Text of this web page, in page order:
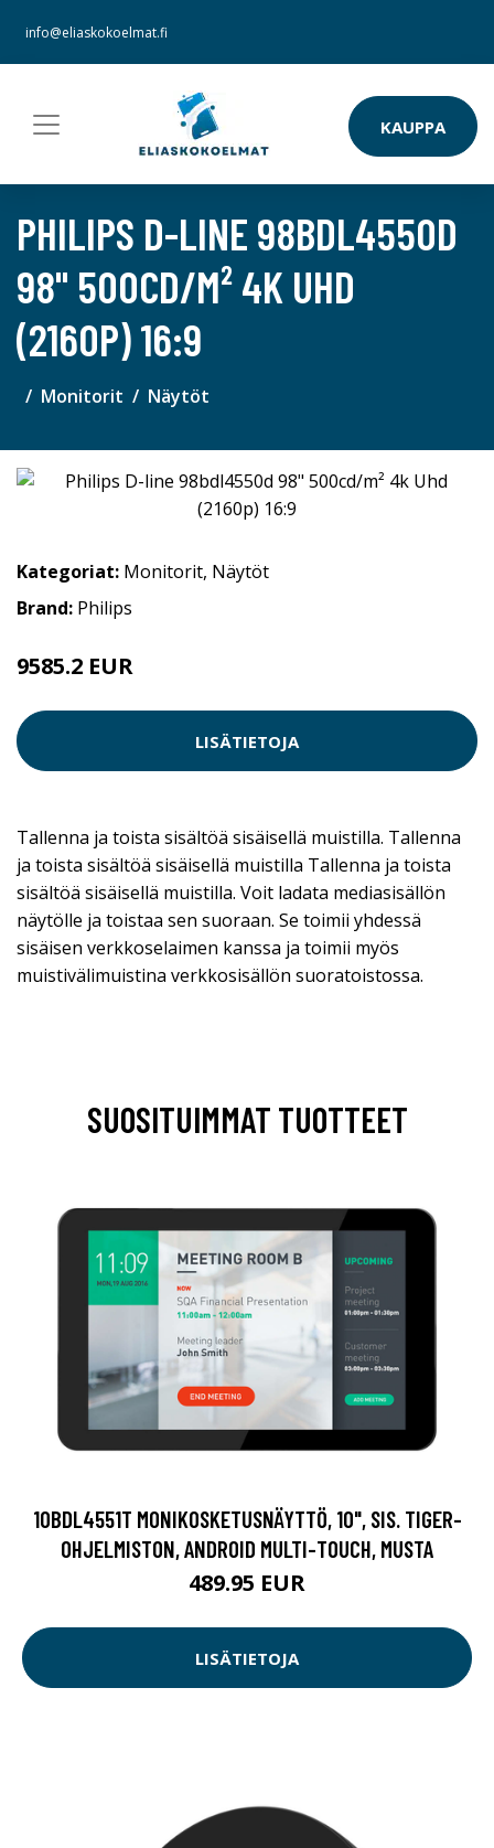
info@eliaskokoelmat.fi
KAUPPA
PHILIPS D-LINE 98BDL4550D
98" 500CD/M² 4K UHD
(2160P) 16:9
Monitorit Näytöt
Kategoriat: Monitorit, Näytöt
Brand: Philips
9585.2 EUR
LISÄTIETOJA
Tallenna ja toista sisältöä sisäisellä muistilla. Tallenna
ja toista sisältöä sisäisellä muistilla Tallenna ja toista
sisältöä sisäisellä muistilla. Voit ladata mediasisällön
näytölle ja toistaa sen suoraan. Se toimii yhdessä
sisäisen verkkoselaimen kanssa ja toimii myös
muistivälimuistina verkkosisällön suoratoistossa.
SUOSITUIMMAT TUOTTEET
10BDL4551T MONIKOSKETUSNÄYTTÖ, 10", SIS. TIGER-
OHJELMISTON, ANDROID MULTI-TOUCH, MUSTA
489.95 EUR
LISÄTIETOJA